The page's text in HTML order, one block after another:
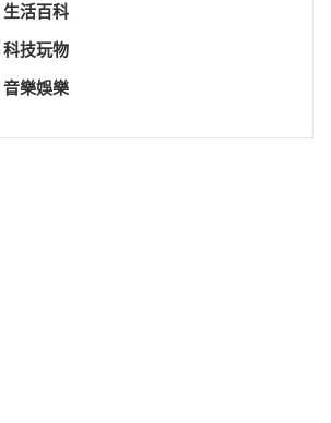
生活百科
科技玩物
音樂娛樂